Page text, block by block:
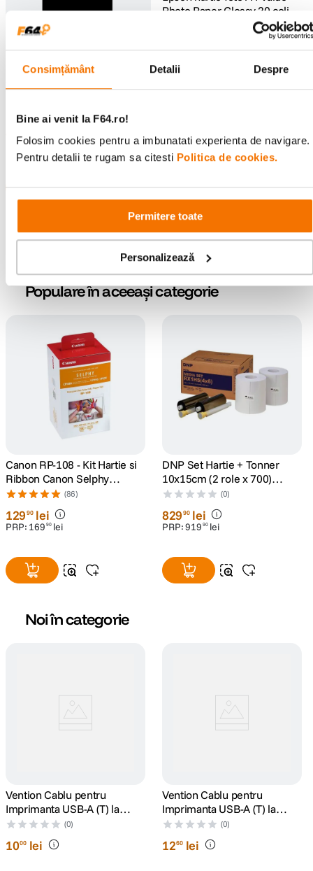
Consimțământ Detalii Despre
Bine ai venit la F64.ro!
Folosim cookies pentru a imbunatati experienta de navigare.
Pentru detalii te rugam sa citesti Politica de cookies.
Permitere toate
Personalizează
44 lei
Preț anterior:6100 lei
PRP:61 lei
Photo Paper Glossy 20 coli
41 lei
Vezi mai multe produse
Populare în aceeași categorie
Canon RP-108 - Kit Hartie si
Ribbon Canon Selphy
CP910, CP1200, CP1300,
CP1500
(86)
12990 lei
PRP: 169 90 lei
DNP Set Hartie + Tonner
10x15cm (2 role x 700)
pentru DS-RX1
(0)
82990 lei
PRP:919 90 lei
Noi în categorie
Vention Cablu pentru
Imprimanta USB-A (T) la
USB-B (T) PVC 2m Negru
(0)
1000 lei
Vention Cablu pentru
Imprimanta USB-A (T) la
USB-B (T) PVC 3m Negru
(0)
1260 lei